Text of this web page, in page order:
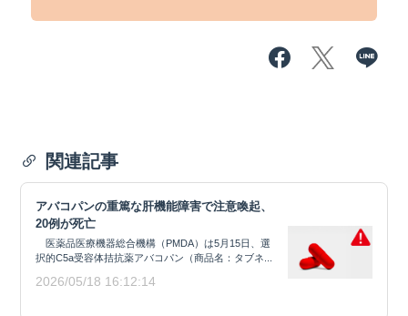
関連記事
アバコパンの重篤な肝機能障害で注意喚起、
20例が死亡
医薬品医療機器総合機構（PMDA）は5月15日、選
択的C5a受容体拮抗薬アバコパン（商品名：タブネ...
2026/05/18 16:12:14